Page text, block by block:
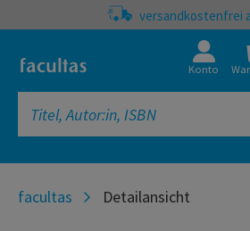
versandkostenfrei
Konto
facultas Detailansicht